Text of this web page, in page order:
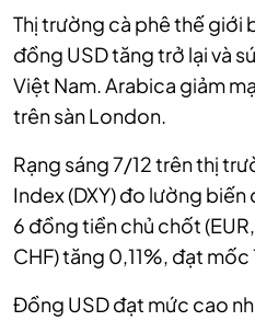
Thị trường cà phê thế giới
đồng USD tăng trở lại và
Việt Nam. Arabica giảm
trên sàn London.
Rạng sáng 7/12 trên thị
Index (DXY) đo lường
6 đồng tiền chủ chốt (EUR,
CHF) tăng 0,11%, đạt mốc
Đồng USD đạt mức cao